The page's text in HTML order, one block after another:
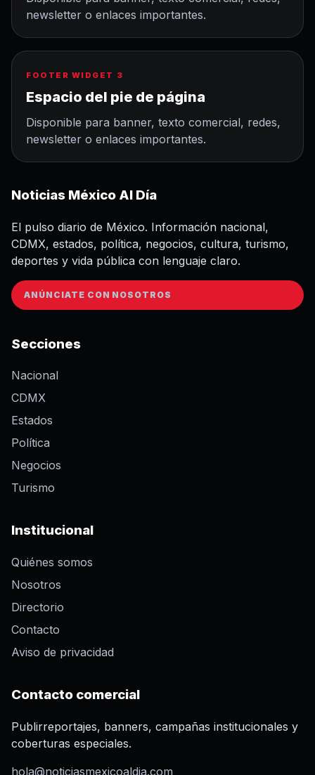
newsletter o enlaces importantes.
FOOTER WIDGET 3
Espacio del pie de página
Disponible para banner, texto comercial, redes,
newsletter o enlaces importantes.
Noticias México Al Día
El pulso diario de México. Información nacional,
CDMX, estados, política, negocios, cultura, turismo,
deportes y vida pública con lenguaje claro.
ANÚNCIATE CON NOSOTROS
Secciones
Nacional
CDMX
Estados
Política
Negocios
Turismo
Institucional
Quiénes somos
Nosotros
Directorio
Contacto
Aviso de privacidad
Contacto comercial
Publirreportajes, banners, campañas institucionales y
coberturas especiales.
hola@noticiasmexicoaldia.com